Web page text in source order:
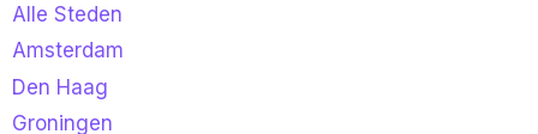
Alle Steden
Amsterdam
Den Haag
Groningen